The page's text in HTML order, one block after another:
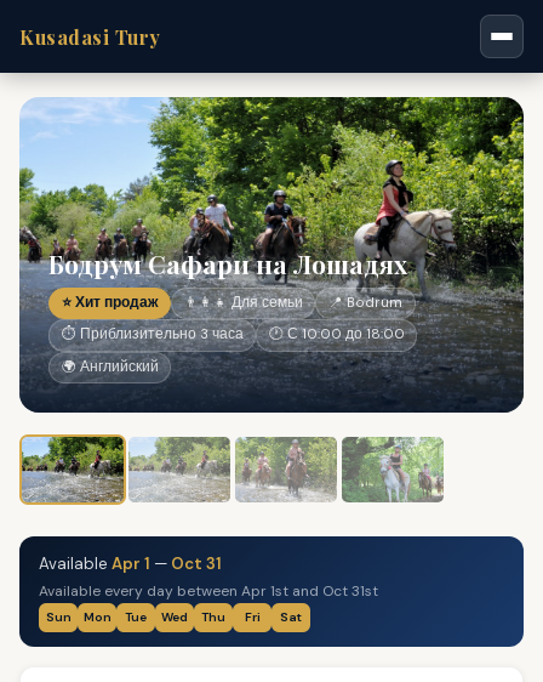
Kusadasi Tury
Бодрум Сафари на Лошадях
⭐ Хит продаж 👨‍👩‍👧 Для семьи
📍 Bodrum
⏱ Приблизительно 3 часа
🕐 С 10:00 до 18:00
🌍 Английский
Available Apr 1 — Oct 31
Available every day between Apr 1st and Oct 31st
Sun Mon Tue Wed Thu Fri Sat